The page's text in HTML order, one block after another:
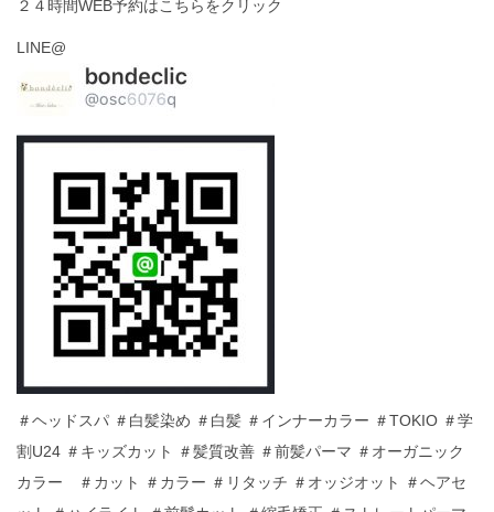
２４時間WEB予約はこちらをクリック
LINE@
＃ヘッドスパ ＃白髪染め ＃白髪 ＃インナーカラー ＃TOKIO ＃学
割U24 ＃キッズカット ＃髪質改善 ＃前髪パーマ ＃オーガニック
カラー ＃カット ＃カラー ＃リタッチ ＃オッジオット ＃ヘアセ